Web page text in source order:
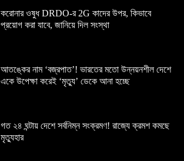
করোনার ওষুধ DRDO-র 2G কাদের উপর, কিভাবে
প্রয়োগ করা যাবে, জানিয়ে দিল সংস্থা
আতঙ্কের নাম ‘বজ্রপাত’! ভারতের মতো উন্নয়নশীল দেশে
একে উপেক্ষা করেই ‘মৃত্যু’ ডেকে আনা হচ্ছে
গত ২৪ ঘন্টায় দেশে সর্বনিম্ন সংক্রমণ! রাজ্যে ক্রমশ কমছে
মৃত্যুহার